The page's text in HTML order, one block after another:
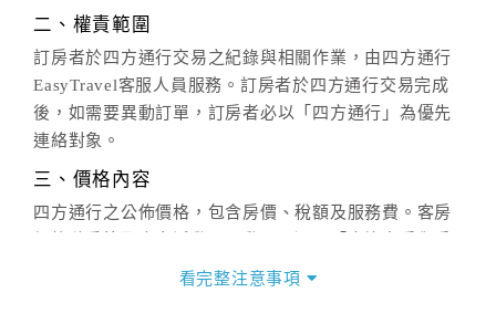
二、權責範圍
訂房者於四方通行交易之紀錄與相關作業，由四方通行
EasyTravel客服人員服務。訂房者於四方通行交易完成
後，如需要異動訂單，訂房者必以「四方通行」為優先
連絡對象。
三、價格內容
四方通行之公佈價格，包含房價、稅額及服務費。客房
價」之當日價格為標準。
看完整注意事項